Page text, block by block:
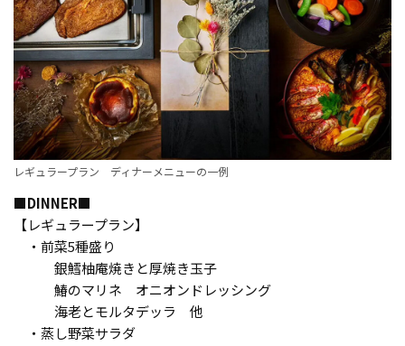
レギュラープラン ディナーメニューの一例
■DINNER■
【レギュラープラン】
・前菜5種盛り
銀鱈柚庵焼きと厚焼き玉子
鰆のマリネ オニオンドレッシング
海老とモルタデッラ 他
・蒸し野菜サラダ